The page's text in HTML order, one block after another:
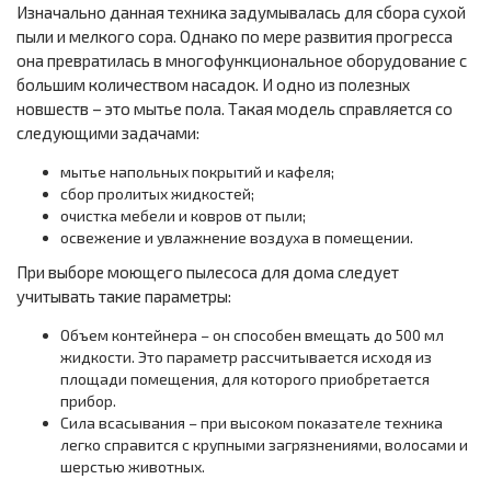
Изначально данная техника задумывалась для сбора сухой
пыли и мелкого сора. Однако по мере развития прогресса
она превратилась в многофункциональное оборудование с
большим количеством насадок. И одно из полезных
новшеств – это мытье пола. Такая модель справляется со
следующими задачами:
мытье напольных покрытий и кафеля;
сбор пролитых жидкостей;
очистка мебели и ковров от пыли;
освежение и увлажнение воздуха в помещении.
При выборе моющего пылесоса для дома следует
учитывать такие параметры:
Объем контейнера – он способен вмещать до 500 мл
жидкости. Это параметр рассчитывается исходя из
площади помещения, для которого приобретается
прибор.
Сила всасывания – при высоком показателе техника
легко справится с крупными загрязнениями, волосами и
шерстью животных.